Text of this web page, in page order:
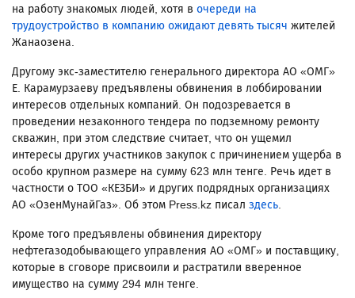
на работу знакомых людей, хотя в очереди на
трудоустройство в компанию ожидают девять тысяч жителей
Жанаозена.
Другому экс-заместителю генерального директора АО «ОМГ»
Е. Карамурзаеву предъявлены обвинения в лоббировании
интересов отдельных компаний. Он подозревается в
проведении незаконного тендера по подземному ремонту
скважин, при этом следствие считает, что он ущемил
интересы других участников закупок с причинением ущерба в
особо крупном размере на сумму 623 млн тенге. Речь идет в
частности о ТОО «КЕЗБИ» и других подрядных организациях
АО «ОзенМунайГаз». Об этом Press.kz писал здесь.
Кроме того предъявлены обвинения директору
нефтегазодобывающего управления АО «ОМГ» и поставщику,
которые в сговоре присвоили и растратили вверенное
имущество на сумму 294 млн тенге.